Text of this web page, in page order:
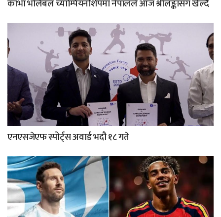
काभा भलिबल च्याम्पियनशिपमा नेपालले आज श्रीलङ्कासँग खेल्दै
एनएसजेएफ स्पोर्ट्स अवार्ड भदौ १८ गते